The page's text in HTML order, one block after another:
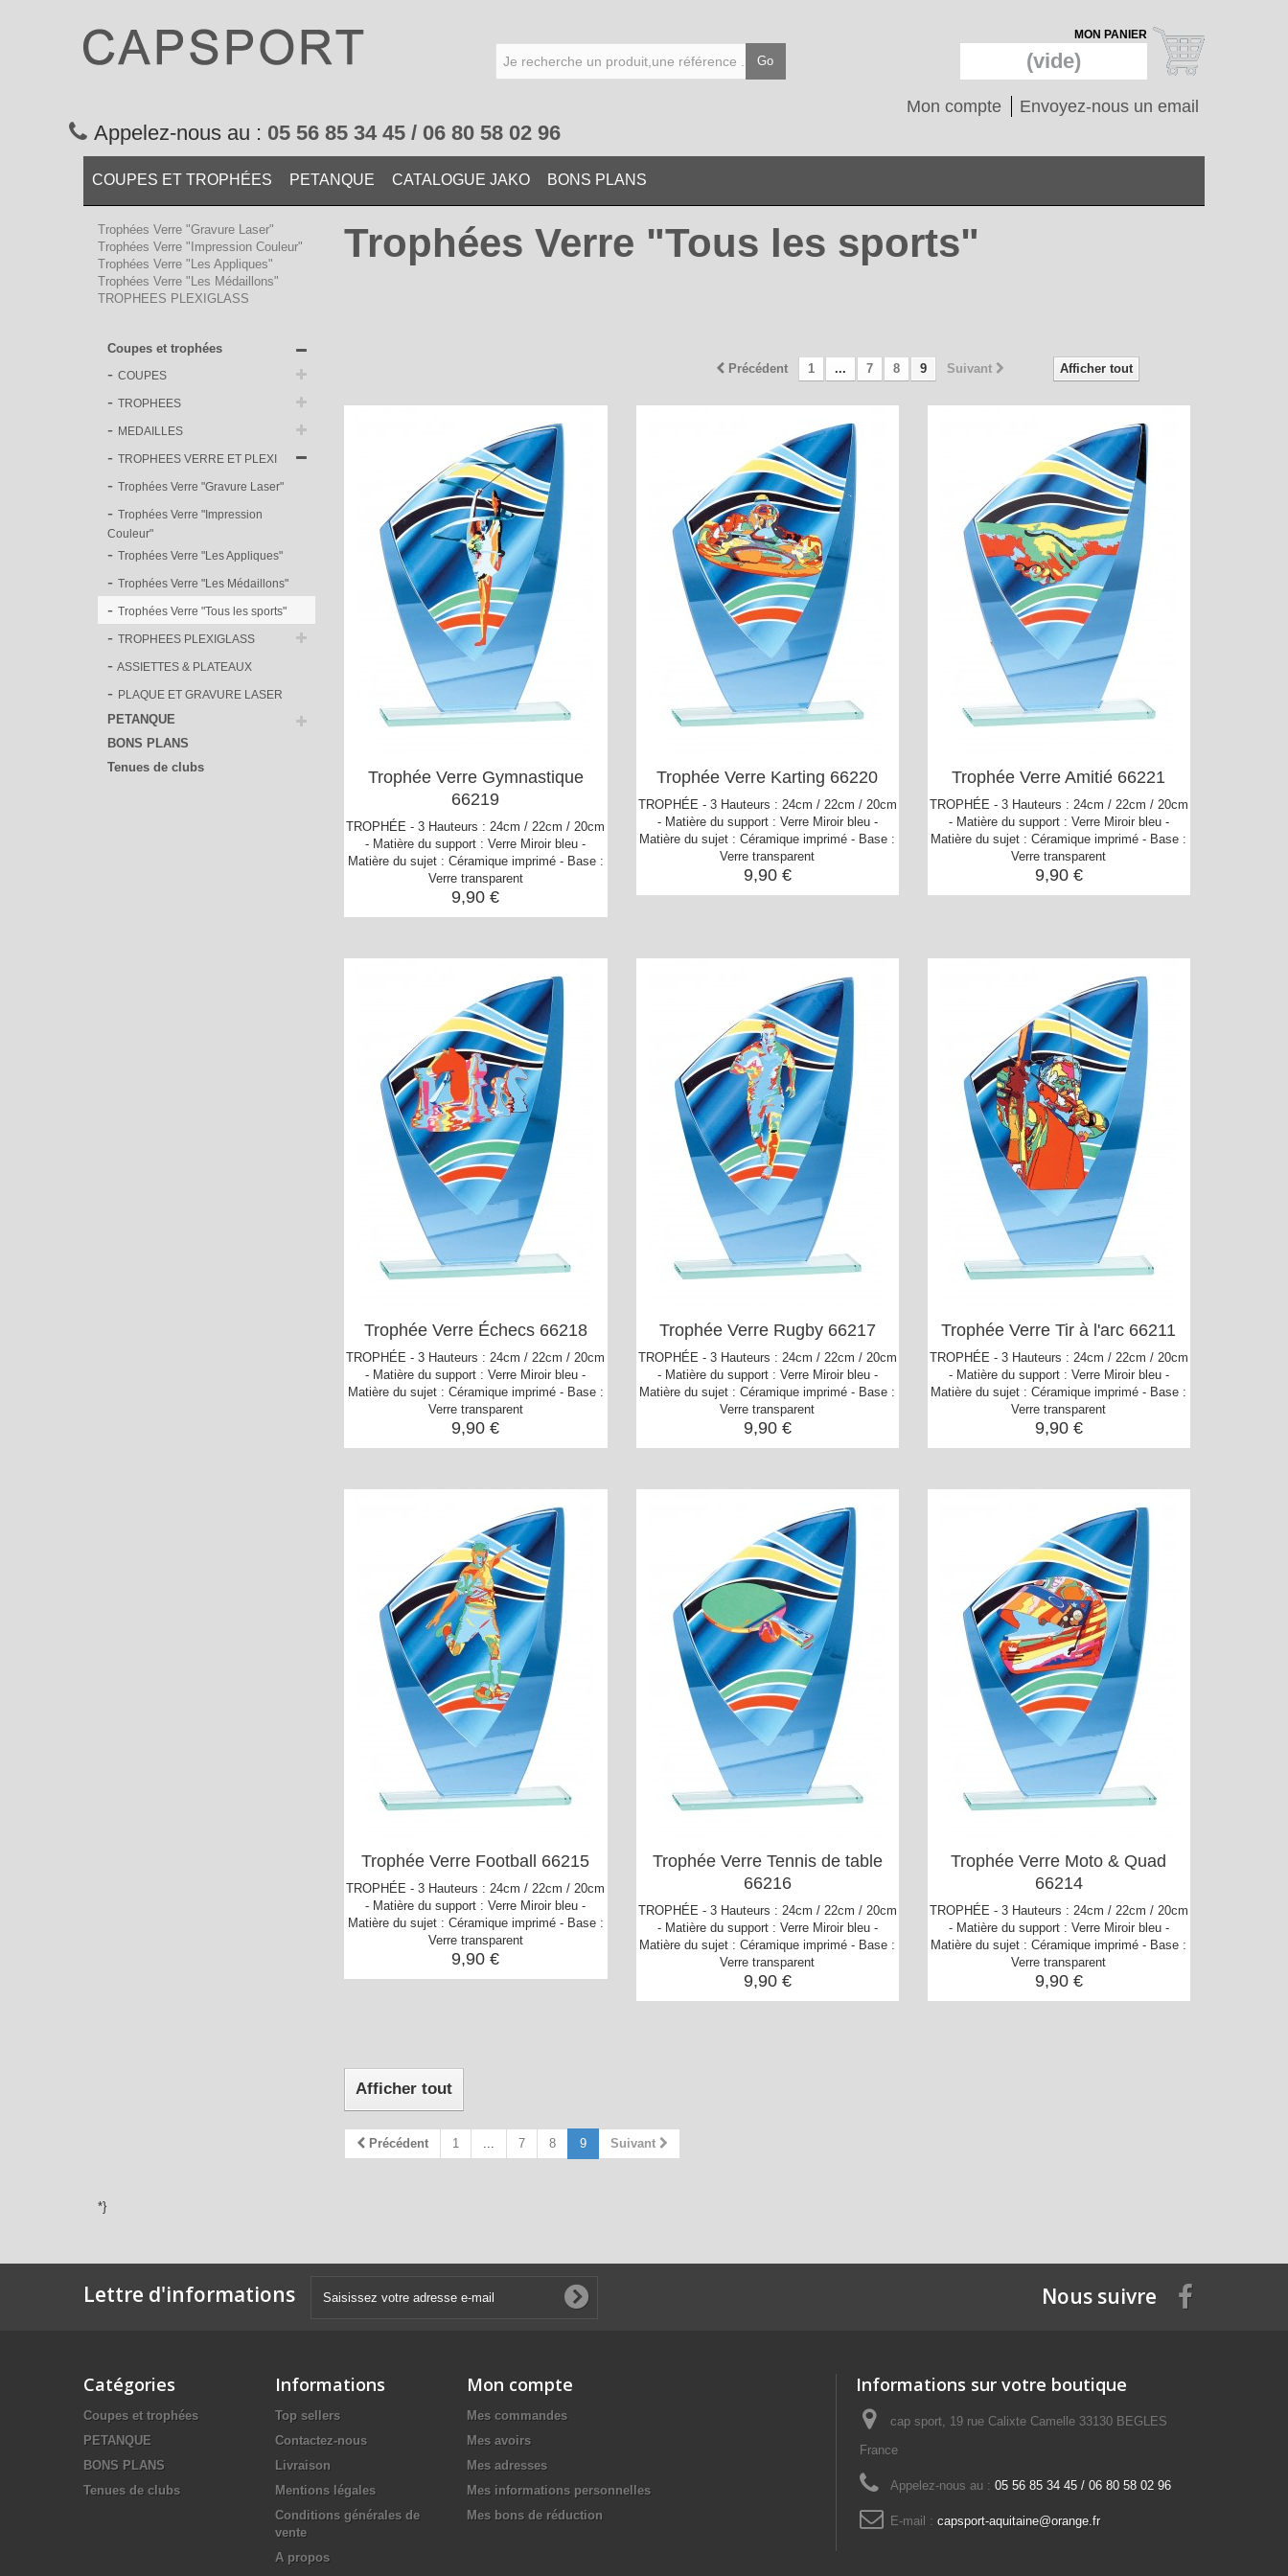
Go
MON PANIER
(vide)
Mon compte Envoyez-nous un email
Appelez-nous au : 05 56 85 34 45 / 06 80 58 02 96
COUPES ET TROPHÉES PETANQUE CATALOGUE JAKO BONS PLANS
Trophées Verre "Gravure Laser"
Trophées Verre "Impression Couleur"
Trophées Verre "Les Appliques"
Trophées Verre "Les Médaillons"
TROPHEES PLEXIGLASS
Coupes et trophées
COUPES
TROPHEES
MEDAILLES
TROPHEES VERRE ET PLEXI
Trophées Verre "Gravure Laser"
Trophées Verre "Impression
Couleur"
Trophées Verre "Les Appliques"
Trophées Verre "Les Médaillons"
Trophées Verre "Tous les sports"
TROPHEES PLEXIGLASS
ASSIETTES & PLATEAUX
PLAQUE ET GRAVURE LASER
PETANQUE
BONS PLANS
Tenues de clubs
Trophées Verre "Tous les sports"
Afficher tout
Précédent 1 ... 7 8 9 Suivant
Trophée Verre Gymnastique
66219
TROPHÉE - 3 Hauteurs : 24cm / 22cm / 20cm
- Matière du support : Verre Miroir bleu -
Matière du sujet : Céramique imprimé - Base :
Verre transparent
9,90 €
Trophée Verre Karting 66220
TROPHÉE - 3 Hauteurs : 24cm / 22cm / 20cm
- Matière du support : Verre Miroir bleu -
Matière du sujet : Céramique imprimé - Base :
Verre transparent
9,90 €
Trophée Verre Amitié 66221
TROPHÉE - 3 Hauteurs : 24cm / 22cm / 20cm
- Matière du support : Verre Miroir bleu -
Matière du sujet : Céramique imprimé - Base :
Verre transparent
9,90 €
Trophée Verre Échecs 66218
TROPHÉE - 3 Hauteurs : 24cm / 22cm / 20cm
- Matière du support : Verre Miroir bleu -
Matière du sujet : Céramique imprimé - Base :
Verre transparent
9,90 €
Trophée Verre Rugby 66217
TROPHÉE - 3 Hauteurs : 24cm / 22cm / 20cm
- Matière du support : Verre Miroir bleu -
Matière du sujet : Céramique imprimé - Base :
Verre transparent
9,90 €
Trophée Verre Tir à l'arc 66211
TROPHÉE - 3 Hauteurs : 24cm / 22cm / 20cm
- Matière du support : Verre Miroir bleu -
Matière du sujet : Céramique imprimé - Base :
Verre transparent
9,90 €
Trophée Verre Football 66215
TROPHÉE - 3 Hauteurs : 24cm / 22cm / 20cm
- Matière du support : Verre Miroir bleu -
Matière du sujet : Céramique imprimé - Base :
Verre transparent
9,90 €
Trophée Verre Tennis de table
66216
TROPHÉE - 3 Hauteurs : 24cm / 22cm / 20cm
- Matière du support : Verre Miroir bleu -
Matière du sujet : Céramique imprimé - Base :
Verre transparent
9,90 €
Trophée Verre Moto & Quad
66214
TROPHÉE - 3 Hauteurs : 24cm / 22cm / 20cm
- Matière du support : Verre Miroir bleu -
Matière du sujet : Céramique imprimé - Base :
Verre transparent
9,90 €
Afficher tout
Précédent 1 ... 7 8 9 Suivant
*}
Lettre d'informations Nous suivre
Catégories
Coupes et trophées
PETANQUE
BONS PLANS
Tenues de clubs
Informations
Top sellers
Contactez-nous
Livraison
Mentions légales
Conditions générales de
vente
A propos
Mon compte
Mes commandes
Mes avoirs
Mes adresses
Mes informations personnelles
Mes bons de réduction
Informations sur votre boutique
cap sport, 19 rue Calixte Camelle 33130 BEGLES
France
Appelez-nous au : 05 56 85 34 45 / 06 80 58 02 96
E-mail : capsport-aquitaine@orange.fr